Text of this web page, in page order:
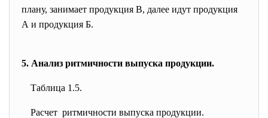
плану, занимает продукция В, далее идут продукция
А и продукция Б.
5. Анализ ритмичности выпуска продукции.
Таблица 1.5.
Расчет ритмичности выпуска продукции.